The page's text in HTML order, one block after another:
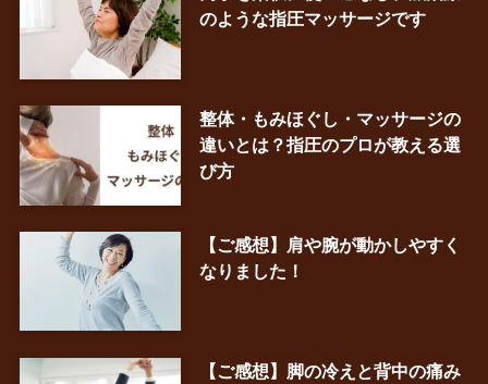
のような指圧マッサージです
整体・もみほぐし・マッサージの
違いとは？指圧のプロが教える選
び方
【ご感想】肩や腕が動かしやすく
なりました！
【ご感想】脚の冷えと背中の痛み